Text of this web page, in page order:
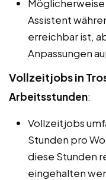
Assistent
erreichbar ist,
Anpassungen
Vollzeitjobs in
Arbeitsstunden:
Vollzeitjobs
Stunden pro
diese Stunden
eingehalten